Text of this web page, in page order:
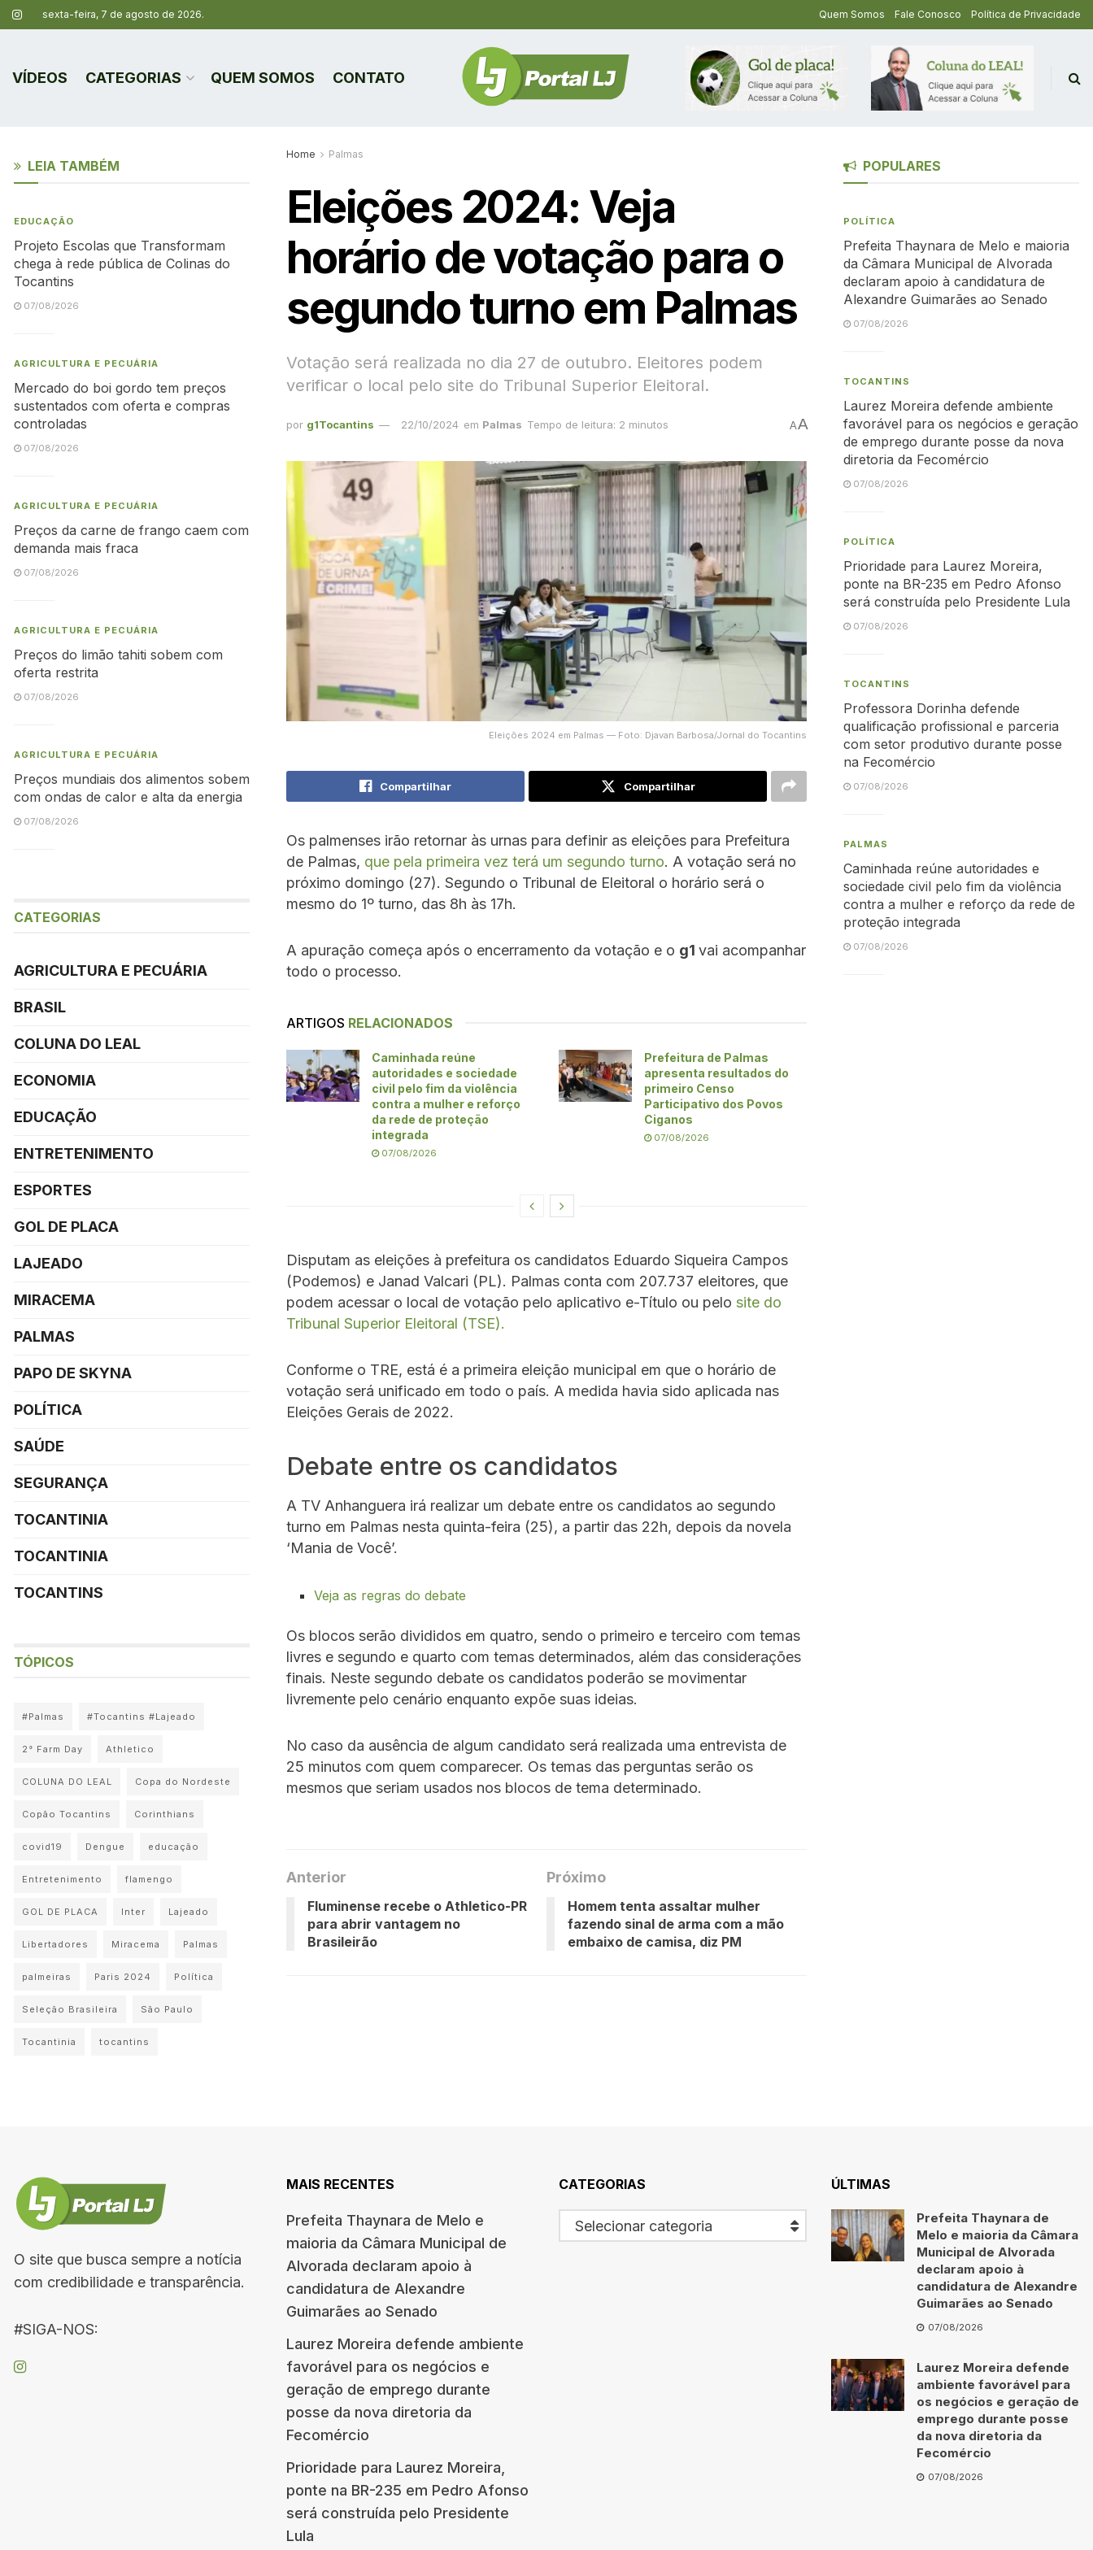
sexta-feira, 7 de agosto de 2026. Quem Somos Fale Conosco Política de Privacidade
VÍDEOS CATEGORIAS QUEM SOMOS CONTATO
Home Palmas
Eleições 2024: Veja
horário de votação para o
segundo turno em Palmas
Votação será realizada no dia 27 de outubro. Eleitores podem
verificar o local pelo site do Tribunal Superior Eleitoral.
por g1Tocantins 22/10/2024 em Palmas Tempo de leitura: 2 minutos AA
Eleições 2024 em Palmas — Foto: Djavan Barbosa/Jornal do Tocantins
Compartilhar Compartilhar
Os palmenses irão retornar às urnas para definir as eleições para Prefeitura
de Palmas, que pela primeira vez terá um segundo turno. A votação será no
próximo domingo (27). Segundo o Tribunal de Eleitoral o horário será o
mesmo do 1º turno, das 8h às 17h.
A apuração começa após o encerramento da votação e o g1 vai acompanhar
todo o processo.
ARTIGOS RELACIONADOS
Caminhada reúne
autoridades e sociedade
civil pelo fim da violência
contra a mulher e reforço
da rede de proteção
integrada
07/08/2026
Prefeitura de Palmas
apresenta resultados do
primeiro Censo
Participativo dos Povos
Ciganos
07/08/2026
Disputam as eleições à prefeitura os candidatos Eduardo Siqueira Campos
(Podemos) e Janad Valcari (PL). Palmas conta com 207.737 eleitores, que
podem acessar o local de votação pelo aplicativo e-Título ou pelo site do
Tribunal Superior Eleitoral (TSE).
Conforme o TRE, está é a primeira eleição municipal em que o horário de
votação será unificado em todo o país. A medida havia sido aplicada nas
Eleições Gerais de 2022.
Debate entre os candidatos
A TV Anhanguera irá realizar um debate entre os candidatos ao segundo
turno em Palmas nesta quinta-feira (25), a partir das 22h, depois da novela
‘Mania de Você’.
Veja as regras do debate
Os blocos serão divididos em quatro, sendo o primeiro e terceiro com temas
livres e segundo e quarto com temas determinados, além das considerações
finais. Neste segundo debate os candidatos poderão se movimentar
livremente pelo cenário enquanto expõe suas ideias.
No caso da ausência de algum candidato será realizada uma entrevista de
25 minutos com quem comparecer. Os temas das perguntas serão os
mesmos que seriam usados nos blocos de tema determinado.
Anterior
Fluminense recebe o Athletico-PR
para abrir vantagem no
Brasileirão
Próximo
Homem tenta assaltar mulher
fazendo sinal de arma com a mão
embaixo de camisa, diz PM
LEIA TAMBÉM
EDUCAÇÃO
Projeto Escolas que Transformam
chega à rede pública de Colinas do
Tocantins
07/08/2026
AGRICULTURA E PECUÁRIA
Mercado do boi gordo tem preços
sustentados com oferta e compras
controladas
07/08/2026
AGRICULTURA E PECUÁRIA
Preços da carne de frango caem com
demanda mais fraca
07/08/2026
AGRICULTURA E PECUÁRIA
Preços do limão tahiti sobem com
oferta restrita
07/08/2026
AGRICULTURA E PECUÁRIA
Preços mundiais dos alimentos sobem
com ondas de calor e alta da energia
07/08/2026
CATEGORIAS
AGRICULTURA E PECUÁRIA
BRASIL
COLUNA DO LEAL
ECONOMIA
EDUCAÇÃO
ENTRETENIMENTO
ESPORTES
GOL DE PLACA
LAJEADO
MIRACEMA
PALMAS
PAPO DE SKYNA
POLÍTICA
SAÚDE
SEGURANÇA
TOCANTINIA
TOCANTINIA
TOCANTINS
TÓPICOS
#Palmas #Tocantins #Lajeado
2° Farm Day Athletico
COLUNA DO LEAL Copa do Nordeste
Copão Tocantins Corinthians
covid19 Dengue educação
Entretenimento flamengo
GOL DE PLACA Inter Lajeado
Libertadores Miracema Palmas
palmeiras Paris 2024 Política
Seleção Brasileira São Paulo
Tocantinia tocantins
POPULARES
POLÍTICA
Prefeita Thaynara de Melo e maioria
da Câmara Municipal de Alvorada
declaram apoio à candidatura de
Alexandre Guimarães ao Senado
07/08/2026
TOCANTINS
Laurez Moreira defende ambiente
favorável para os negócios e geração
de emprego durante posse da nova
diretoria da Fecomércio
07/08/2026
POLÍTICA
Prioridade para Laurez Moreira,
ponte na BR-235 em Pedro Afonso
será construída pelo Presidente Lula
07/08/2026
TOCANTINS
Professora Dorinha defende
qualificação profissional e parceria
com setor produtivo durante posse
na Fecomércio
07/08/2026
PALMAS
Caminhada reúne autoridades e
sociedade civil pelo fim da violência
contra a mulher e reforço da rede de
proteção integrada
07/08/2026
O site que busca sempre a notícia
com credibilidade e transparência.
#SIGA-NOS:
MAIS RECENTES
Prefeita Thaynara de Melo e
maioria da Câmara Municipal de
Alvorada declaram apoio à
candidatura de Alexandre
Guimarães ao Senado
Laurez Moreira defende ambiente
favorável para os negócios e
geração de emprego durante
posse da nova diretoria da
Fecomércio
Prioridade para Laurez Moreira,
ponte na BR-235 em Pedro Afonso
será construída pelo Presidente
Lula
CATEGORIAS
Selecionar categoria
ÚLTIMAS
Prefeita Thaynara de
Melo e maioria da Câmara
Municipal de Alvorada
declaram apoio à
candidatura de Alexandre
Guimarães ao Senado
07/08/2026
Laurez Moreira defende
ambiente favorável para
os negócios e geração de
emprego durante posse
da nova diretoria da
Fecomércio
07/08/2026